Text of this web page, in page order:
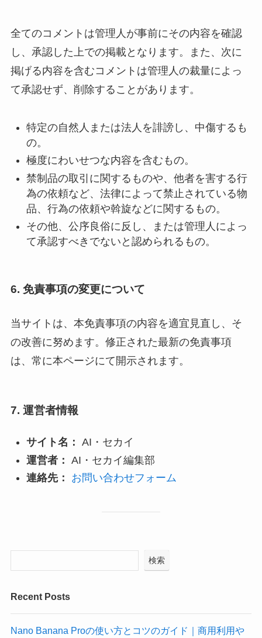
全てのコメントは管理人が事前にその内容を確認
し、承認した上での掲載となります。また、次に
掲げる内容を含むコメントは管理人の裁量によっ
て承認せず、削除することがあります。
特定の自然人または法人を誹謗し、中傷するも
の。
極度にわいせつな内容を含むもの。
禁制品の取引に関するものや、他者を害する行
為の依頼など、法律によって禁止されている物
品、行為の依頼や斡旋などに関するもの。
その他、公序良俗に反し、または管理人によっ
て承認すべきでないと認められるもの。
6. 免責事項の変更について
当サイトは、本免責事項の内容を適宜見直し、そ
の改善に努めます。修正された最新の免責事項
は、常に本ページにて開示されます。
7. 運営者情報
サイト名： AI・セカイ
運営者： AI・セカイ編集部
連絡先：
お問い合わせフォーム
検索
Recent Posts
Nano Banana Proの使い方とコツのガイド｜商用利用や